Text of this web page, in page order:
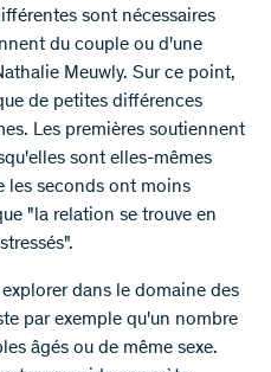
sont nécessaires
du couple ou d'une
Meuwly. Sur ce point,
de petites différences
Les premières soutiennent
sont elles-mêmes
les seconds ont moins
"la relation se trouve en
dans le domaine des
par exemple qu'un nombre
âgés ou de même sexe.